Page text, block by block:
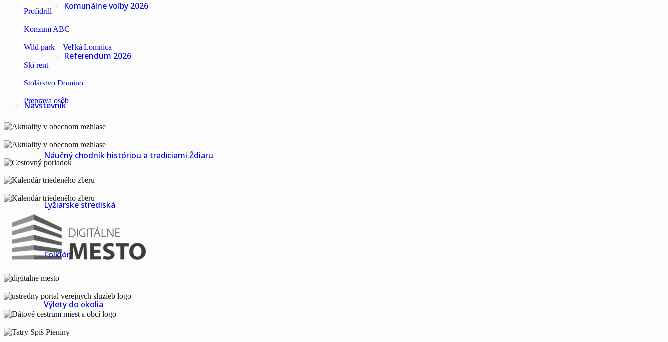
Komunálne voľby 2026
Referendum 2026
Návštevník
Náučný chodník históriou a tradíciami Ždiaru
Lyžiarske strediská
Folklór
Výlety do okolia
Profidrill
Konzum ABC
Wild park – Veľká Lomnica
Ski rent
Stolárstvo Domino
Preprava osôb